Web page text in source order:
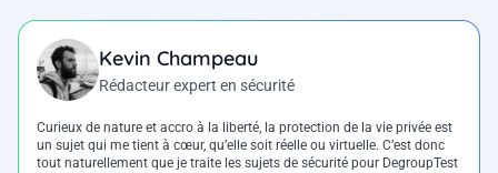
Kevin Champeau
Rédacteur expert en sécurité
Curieux de nature et accro à la liberté, la protection de la vie privée est
un sujet qui me tient à cœur, qu’elle soit réelle ou virtuelle. C’est donc
tout naturellement que je traite les sujets de sécurité pour DegroupTest